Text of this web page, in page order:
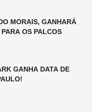
MORAIS, GANHARÁ
OS PALCOS
GANHA DATA DE